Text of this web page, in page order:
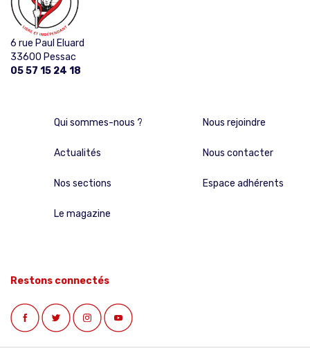
6 rue Paul Eluard
33600 Pessac
05 57 15 24 18
Qui sommes-nous ?
Actualités
Nos sections
Le magazine
Nous rejoindre
Nous contacter
Espace adhérents
Restons connectés